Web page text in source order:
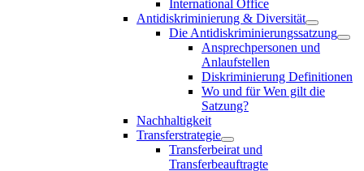
International Office
Antidiskriminierung & Diversität
Die Antidiskriminierungssatzung
Ansprechpersonen und
Anlaufstellen
Diskriminierung Definitionen
Wo und für Wen gilt die
Satzung?
Nachhaltigkeit
Transferstrategie
Transferbeirat und
Transferbeauftragte